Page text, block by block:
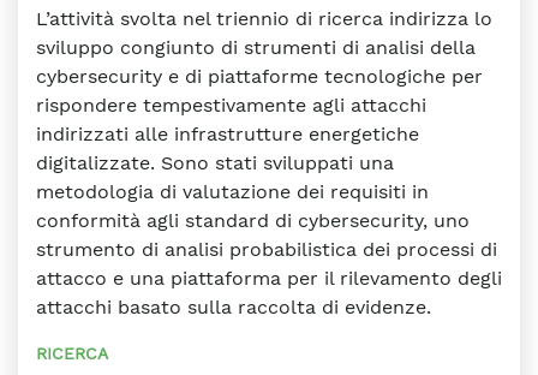
L’attività svolta nel triennio di ricerca indirizza lo
sviluppo congiunto di strumenti di analisi della
cybersecurity e di piattaforme tecnologiche per
rispondere tempestivamente agli attacchi
indirizzati alle infrastrutture energetiche
digitalizzate. Sono stati sviluppati una
metodologia di valutazione dei requisiti in
conformità agli standard di cybersecurity, uno
strumento di analisi probabilistica dei processi di
attacco e una piattaforma per il rilevamento degli
attacchi basato sulla raccolta di evidenze.
RICERCA